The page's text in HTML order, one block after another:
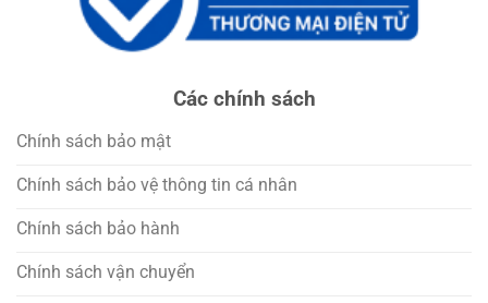
Các chính sách
Chính sách bảo mật
Chính sách bảo vệ thông tin cá nhân
Chính sách bảo hành
Chính sách vận chuyển